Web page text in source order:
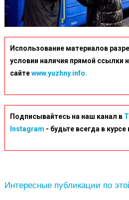
Использование материалов
условии наличия прямой ссылки
сайтеwww.yuzhny.info.
Подписывайтесь на наш канал в
Instagram - будьте всегда в
Интересные публикации по